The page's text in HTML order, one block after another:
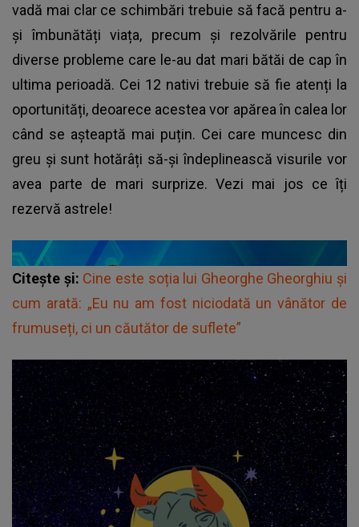
vadă mai clar ce schimbări trebuie să facă pentru a-
și îmbunătăți viața, precum și rezolvările pentru
diverse probleme care le-au dat mari bătăi de cap în
ultima perioadă. Cei 12 nativi trebuie să fie atenți la
oportunități, deoarece acestea vor apărea în calea lor
când se așteaptă mai puțin. Cei care muncesc din
greu și sunt hotărâți să-și îndeplinească visurile vor
avea parte de mari surprize. Vezi mai jos ce îți
rezervă astrele!
Citește și: Cine este soția lui Gheorghe Gheorghiu și
cum arată: „Eu nu am fost niciodată un vânător de
frumuseți, ci un căutător de suflete”